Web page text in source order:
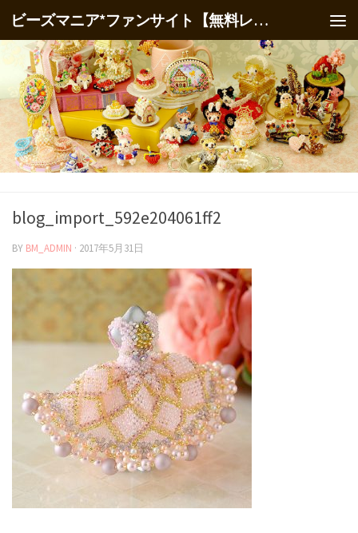
ビーズマニア*ファンサイト【無料レシピ】
blog_import_592e204061ff2
BY BM_ADMIN · 2017年5月31日